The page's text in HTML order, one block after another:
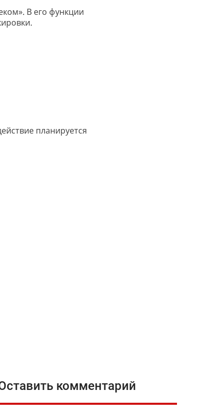
В его функции
планируется
комментарий